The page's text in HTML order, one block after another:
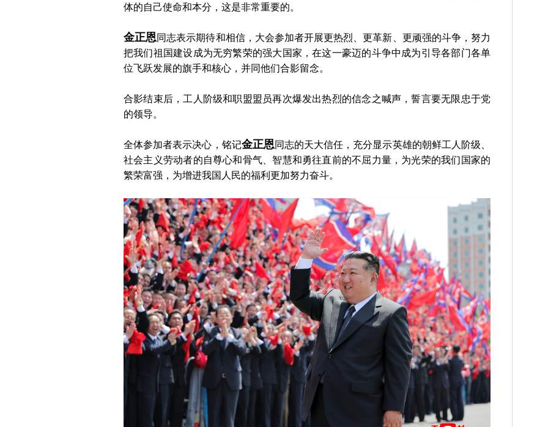
体的自己使命和本分，这是非常重要的。
金正恩同志表示期待和相信，大会参加者开展更热烈、更革新、更顽强的斗争，努力
把我们祖国建设成为无穷繁荣的强大国家，在这一豪迈的斗争中成为引导各部门各单
位飞跃发展的旗手和核心，并同他们合影留念。
合影结束后，工人阶级和职盟盟员再次爆发出热烈的信念之喊声，誓言要无限忠于党
的领导。
全体参加者表示决心，铭记金正恩同志的天大信任，充分显示英雄的朝鲜工人阶级、
社会主义劳动者的自尊心和骨气、智慧和勇往直前的不屈力量，为光荣的我们国家的
繁荣富强，为增进我国人民的福利更加努力奋斗。